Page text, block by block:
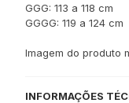
GGG: 113 a 118 cm
GGGG: 119 a 124 cm
Imagem do produto
INFORMAÇÕES